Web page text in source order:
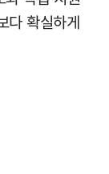
다 확실하게